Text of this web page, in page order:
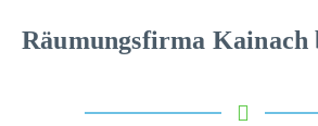
Räumungsfirma Kainach